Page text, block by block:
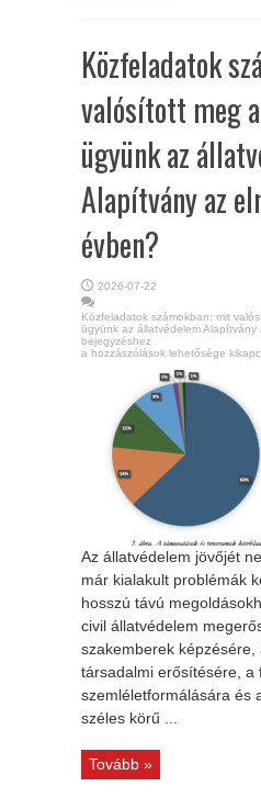
Közfeladatok
valósított meg
ügyünk az
Alapítvány az
évben?
2026-07-22
Közfeladatok számokban: mit
ügyünk az állatvédelem Alapítvány
bejegyzéshez
a hozzászólások lehetősége
Az állatvédelem jövőjét
már kialakult problémák
hosszú távú
civil állatvédelem
szakemberek
társadalmi erősítésére, a
szemléletformálására és
széles körű ...
Tovább »